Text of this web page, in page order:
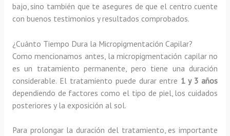
bajo, sino también que te asegures de que el centro cuente
con buenos testimonios y resultados comprobados.
¿Cuánto Tiempo Dura la Micropigmentación Capilar?
Como mencionamos antes, la micropigmentación capilar no
es un tratamiento permanente, pero tiene una duración
considerable. El tratamiento puede durar entre 1 y 3 años
dependiendo de factores como el tipo de piel, los cuidados
posteriores y la exposición al sol.
Para prolongar la duración del tratamiento, es importante